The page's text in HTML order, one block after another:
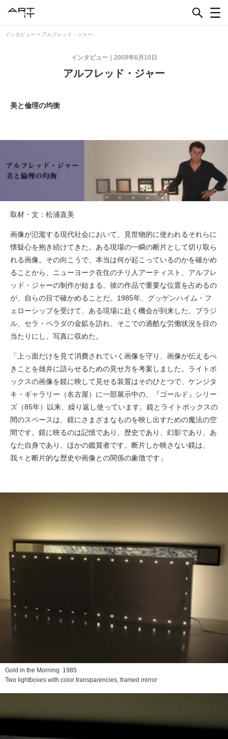
インタビュー > アルフレッド・ジャー
2009年6月10日
インタビュー
アルフレッド・ジャー
美と倫理の均衡
取材・文：松浦直美
画像が氾濫する現代社会において、見世物的に使われるそれらに
懐疑心を抱き続けてきた。ある現場の一瞬の断片として切り取ら
れる画像。その向こうで、本当は何が起こっているのかを確かめ
ることから、ニューヨーク在住のチリ人アーティスト、アルフレ
ッド・ジャーの制作が始まる。彼の作品で重要な位置を占めるの
が、自らの目で確かめることだ。1985年、グッゲンハイム・フ
ェローシップを受けて、ある現場に赴く機会が到来した。ブラジ
ル、セラ・ペラダの金鉱を訪れ、そこでの過酷な労働状況を目の
当たりにし、写真に収めた。
「上っ面だけを見て消費されていく画像を守り、画像が伝えるべ
きことを雄弁に語らせるための見せ方を考案しました。ライトボ
ックスの画像を鏡に映して見せる装置はそのひとつで、ケンジタ
キ・ギャラリー（名古屋）に一部展示中の、『ゴールド』シリー
ズ（85年）以来、繰り返し使っています。鏡とライトボックスの
間のスペースは、鏡にさまざまなものを映し出すための魔法の空
間です。鏡に映るのは記憶であり、歴史であり、幻影であり、あ
なた自身であり、ほかの鑑賞者です。断片しか映さない鏡は、
我々と断片的な歴史や画像との関係の象徴です」
Gold in the Morning 1985
Two lightboxes with color transparencies, framed mirror